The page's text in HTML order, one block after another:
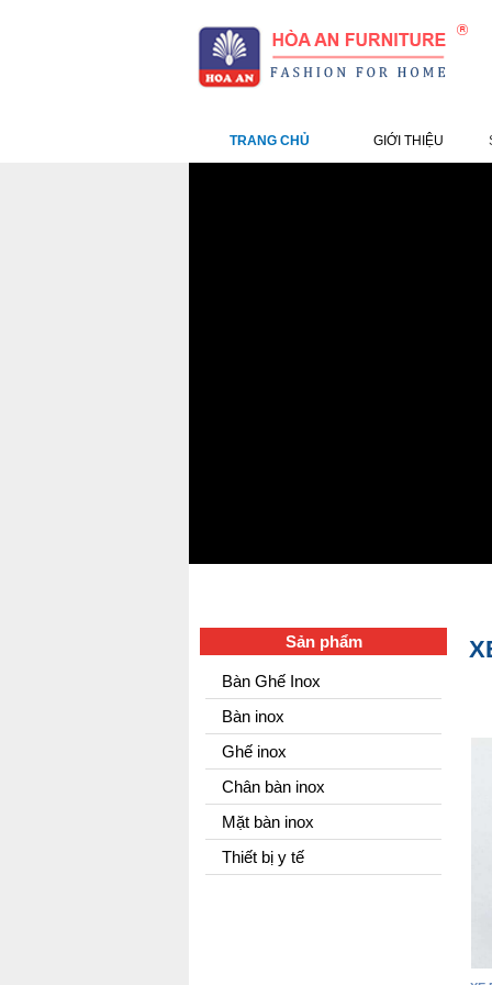
TRANG CHỦ GIỚI THIỆU
Sản phẩm
Bàn Ghế Inox
Bàn inox
Ghế inox
Chân bàn inox
Mặt bàn inox
Thiết bị y tế